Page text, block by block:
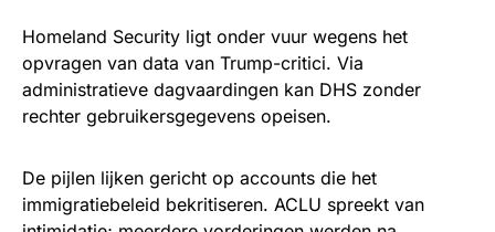
Homeland Security ligt onder vuur wegens het
opvragen van data van Trump-critici. Via
administratieve dagvaardingen kan DHS zonder
rechter gebruikersgegevens opeisen.
De pijlen lijken gericht op accounts die het
immigratiebeleid bekritiseren. ACLU spreekt van